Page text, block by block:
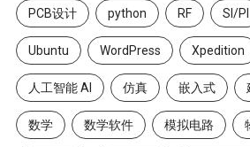
PCB设计 python RF SI/PI
Ubuntu WordPress Xpedition
人工智能 AI 仿真 嵌入式
数学 数学软件 模拟电路